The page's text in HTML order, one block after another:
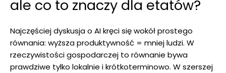
ale co to znaczy dla etatów?
Najczęściej dyskusja o AI kręci się wokół prostego
równania: wyższa produktywność = mniej ludzi. W
rzeczywistości gospodarczej to równanie bywa
prawdziwe tylko lokalnie i krótkoterminowo. W szerszej